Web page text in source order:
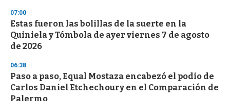
d
s
o
f
3
s
e
c
o
n
07:00
Estas fueron las bolillas de la suerte en la
Quiniela y Tómbola de ayer viernes 7 de agosto
de 2026
06:38
Paso a paso, Equal Mostaza encabezó el podio de
Carlos Daniel Etchechoury en el Comparación de
Palermo